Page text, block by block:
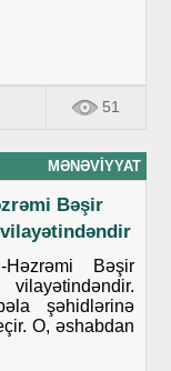
51
MƏNƏVIYYAT
Bəşir
Bəşir
şəhidlərinə
O, əshabdan